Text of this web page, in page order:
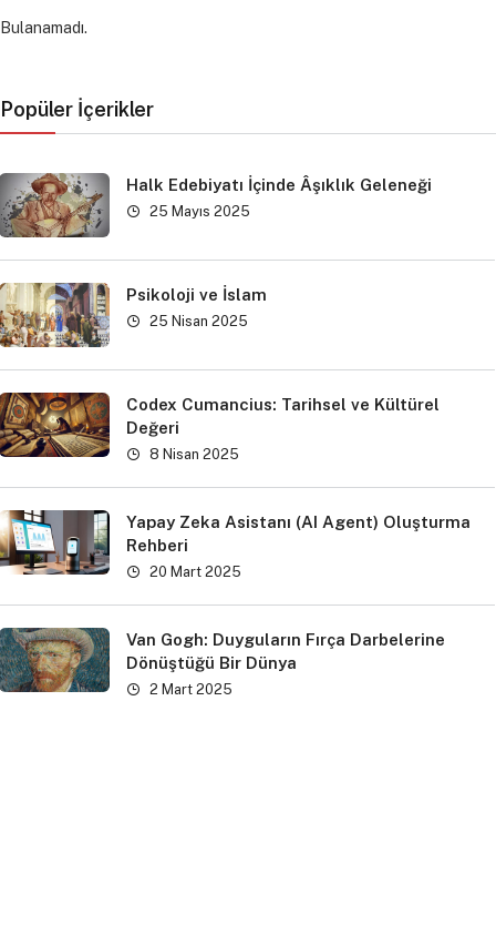
Bulanamadı.
Popüler İçerikler
Halk Edebiyatı İçinde Âşıklık Geleneği
25 Mayıs 2025
Psikoloji ve İslam
25 Nisan 2025
Codex Cumancius: Tarihsel ve Kültürel
Değeri
8 Nisan 2025
Yapay Zeka Asistanı (AI Agent) Oluşturma
Rehberi
20 Mart 2025
Van Gogh: Duyguların Fırça Darbelerine
Dönüştüğü Bir Dünya
2 Mart 2025